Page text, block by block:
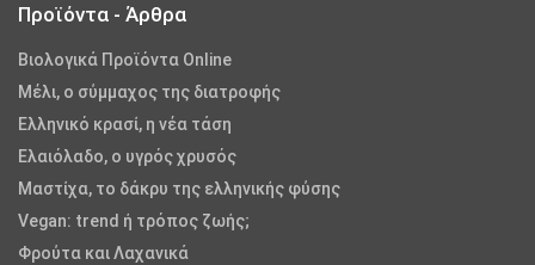
Προϊόντα - Άρθρα
Βιολογικά Προϊόντα Online
Μέλι, ο σύμμαχος της διατροφής
Ελληνικό κρασί, η νέα τάση
Ελαιόλαδο, ο υγρός χρυσός
Μαστίχα, το δάκρυ της ελληνικής φύσης
Vegan: trend ή τρόπος ζωής;
Φρούτα και Λαχανικά